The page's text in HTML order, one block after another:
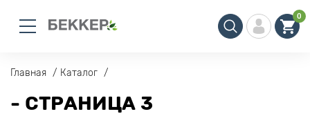
0
Главная Каталог
- СТРАНИЦА 3